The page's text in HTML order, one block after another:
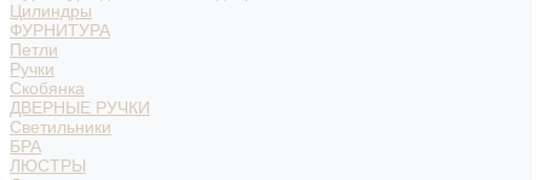
Цилиндры
ФУРНИТУРА
Петли
Ручки
Скобянка
ДВЕРНЫЕ РУЧКИ
Светильники
БРА
ЛЮСТРЫ